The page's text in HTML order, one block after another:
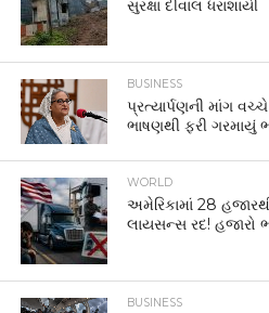
સુરક્ષા દીવાલ ધરાશાયી
BUSINESS
પ્રત્યાર્પણની માંગ
ભાષણથી ફરી ગરમાયું
WORLD
અમેરિકામાં 28
લાયસન્સ રદ! હજારો
BUSINESS